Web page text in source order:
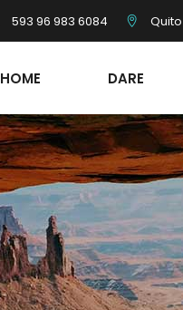
593 96 983 6084
HOME DARE